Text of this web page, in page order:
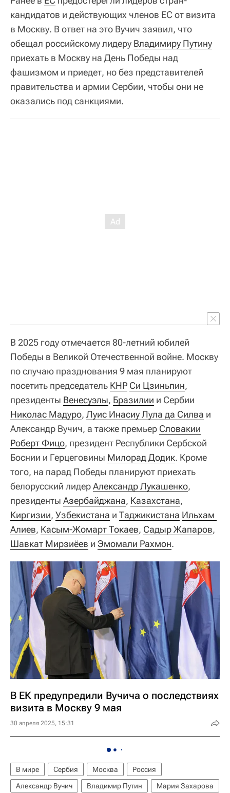
кандидатов и действующих членов ЕС от визита
в Москву. В ответ на это Вучич заявил, что
обещал российскому лидеру Владимиру Путину
приехать в Москву на День Победы над
фашизмом и приедет, но без представителей
правительства и армии Сербии, чтобы они не
оказались под санкциями.
В 2025 году отмечается 80-летний юбилей
Победы в Великой Отечественной войне. Москву
по случаю празднования 9 мая планируют
посетить председатель КНР Си Цзиньпин,
президенты Венесуэлы, Бразилии и Сербии
Николас Мадуро, Луис Инасиу Лула да Силва и
Александр Вучич, а также премьер Словакии
Роберт Фицо, президент Республики Сербской
Боснии и Герцеговины Милорад Додик. Кроме
того, на парад Победы планируют приехать
белорусский лидерАлександр Лукашенко,
президенты Азербайджана, Казахстана,
Киргизии, Узбекистана и Таджикистана Ильхам
Алиев, Касым-Жомарт Токаев, Садыр Жапаров,
Шавкат Мирзиёев и Эмомали Рахмон.
В ЕК предупредили Вучича о последствиях
визита в Москву 9 мая
30 апреля 2025, 15:31
В мире Сербия Москва
Россия
Александр Вучич
Владимир Путин
Мария Захарова